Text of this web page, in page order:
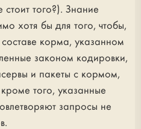
того?). Знание
хотя бы для того, чтобы,
корма, указанном
законом кодировки,
и пакеты с кормом,
того, указанные
запросы не